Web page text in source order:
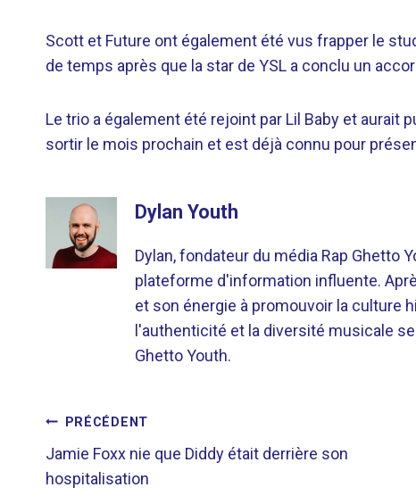
Scott et Future ont également été vus frapper le
de temps après que la star de YSL a conclu un
Le trio a également été rejoint par Lil Baby et aurait
sortir le mois prochain et est déjà connu pour
Dylan Youth
Dylan, fondateur du média Rap Ghetto
plateforme d'information influente.
et son énergie à promouvoir la culture
l'authenticité et la diversité musicale
Ghetto Youth.
NAVIGATION
DE
PRÉCÉDENT
Jamie Foxx nie que Diddy était derrière son
hospitalisation